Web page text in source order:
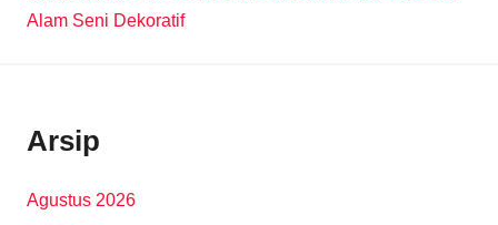
Alam Seni Dekoratif
Arsip
Agustus 2026